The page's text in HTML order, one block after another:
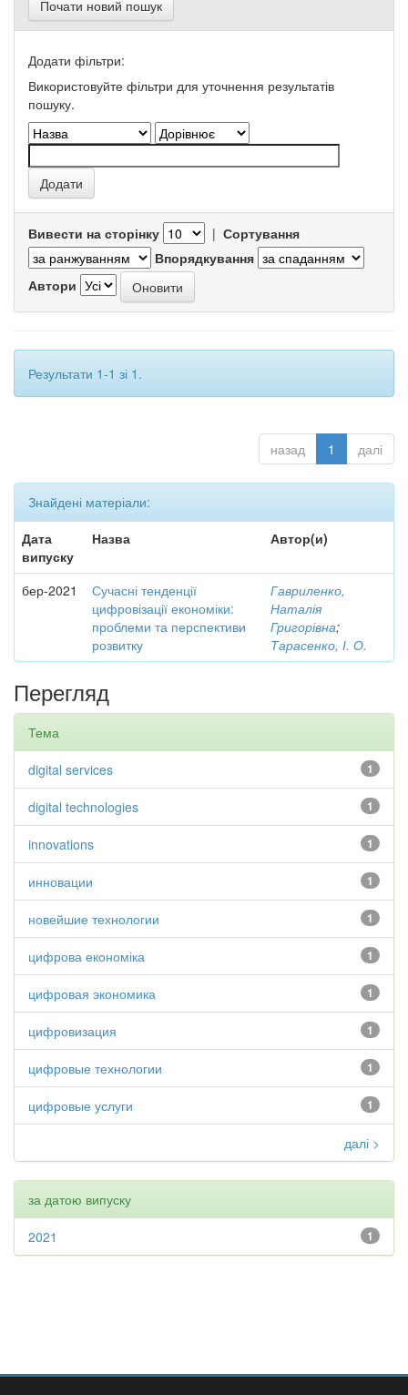
Почати новий пошук
Додати фільтри:
Використовуйте фільтри для уточнення результатів
пошуку.
Вивести на сторінку | Сортування
Впорядкування
Автори
Результати 1-1 зі 1.
назад 1 далі
Знайдені матеріали:
Дата
випуску
Назва Автор(и)
бер-2021
Сучасні тенденції
цифровізації економіки:
проблеми та перспективи
розвитку
Гавриленко,
Наталія
Григорівна;
Тарасенко, І. О.
Перегляд
Тема
1
digital services
1
digital technologies
1
innovations
1
инновации
1
новейшие технологии
1
цифрова економіка
1
цифровая экономика
1
цифровизация
1
цифровые технологии
1
цифровые услуги
далі >
за датою випуску
1
2021